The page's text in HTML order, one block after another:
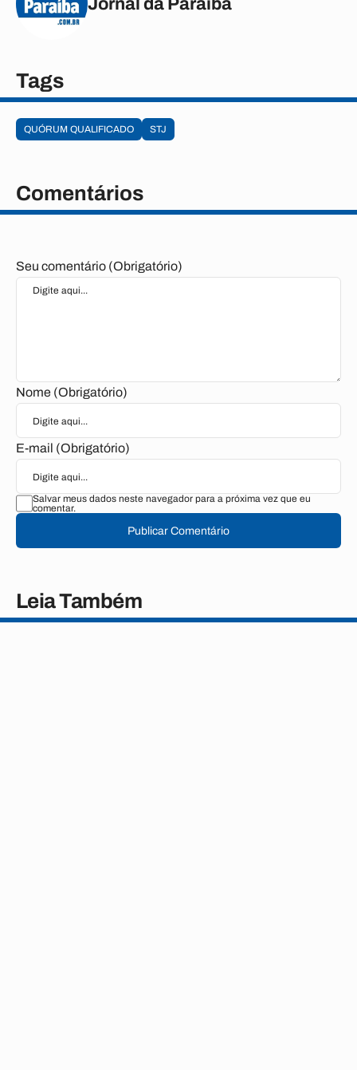
Tags
QUÓRUM QUALIFICADO STJ
Comentários
Seu comentário (Obrigatório)
Nome (Obrigatório)
E-mail (Obrigatório)
Salvar meus dados neste navegador para a próxima vez que eu
comentar.
Publicar Comentário
Leia Também